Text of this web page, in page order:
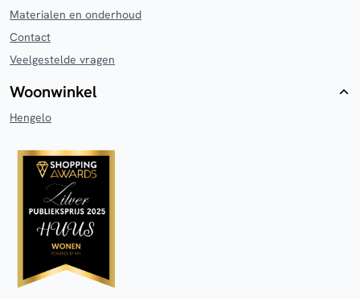
Materialen en onderhoud
Contact
Veelgestelde vragen
Woonwinkel
Hengelo